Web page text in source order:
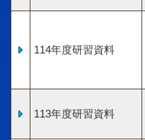
114年度研習資料
113年度研習資料